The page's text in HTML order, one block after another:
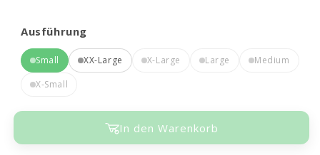
Ausführung
Small XX-Large X-Large Large
Medium
X-Small
In den Warenkorb